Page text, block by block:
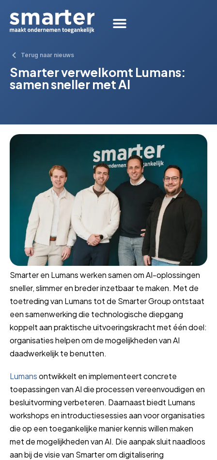
Terug naar nieuws
Smarter verwelkomt Lumans:
samen sneller met AI
Smarter en Lumans werken samen om AI-oplossingen
sneller, slimmer en breder inzetbaar te maken. Met de
toetreding van Lumans tot de Smarter Group ontstaat
een samenwerking die technologische diepgang
koppelt aan praktische uitvoeringskracht met één doel:
organisaties helpen om de mogelijkheden van AI
daadwerkelijk te benutten.
Lumansontwikkelt en implementeert concrete
toepassingen van AI die processen vereenvoudigen en
besluitvorming verbeteren. Daarnaast biedt Lumans
workshops en introductiesessies aan voor organisaties
die op een toegankelijke manier kennis willen maken
met de mogelijkheden van AI. Die aanpak sluit naadloos
aan bij de visie van Smarter om digitalisering